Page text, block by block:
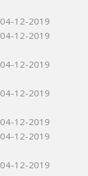
04-12-2019
04-12-2019
04-12-2019
04-12-2019
04-12-2019
04-12-2019
04-12-2019